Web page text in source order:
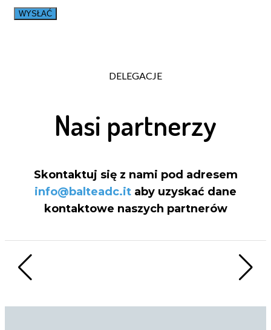
DELEGACJE
Nasi partnerzy
Skontaktuj się z nami pod adresem
info@balteadc.it aby uzyskać dane
kontaktowe naszych partnerów